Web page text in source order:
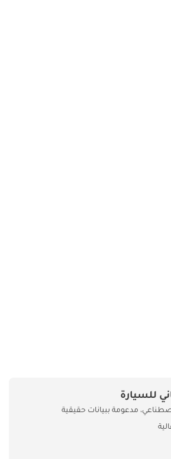
للسيارة
مدعومة ببيانات حقيقية